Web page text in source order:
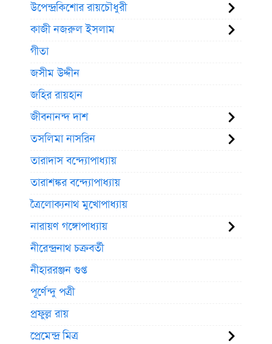
উপেন্দ্রকিশোর রায়চৌধুরী
কাজী নজরুল ইসলাম
গীতা
জসীম উদ্দীন
জহির রায়হান
জীবনানন্দ দাশ
তসলিমা নাসরিন
তারাদাস বন্দ্যোপাধ্যায়
তারাশঙ্কর বন্দ্যোপাধ্যায়
ত্রৈলোক্যনাথ মুখোপাধ্যায়
নারায়ণ গঙ্গোপাধ্যায়
নীরেন্দ্রনাথ চক্রবর্তী
নীহাররঞ্জন গুপ্ত
পূর্ণেন্দু পত্রী
প্রফুল্ল রায়
প্রেমেন্দ্র মিত্র